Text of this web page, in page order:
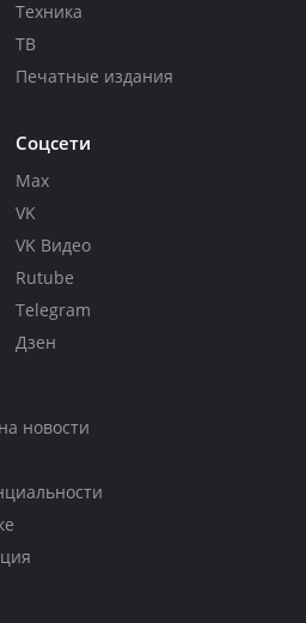
Техника
ТВ
Печатные издания
Соцсети
Max
VK
VK Видео
Rutube
Telegram
Дзен
новости